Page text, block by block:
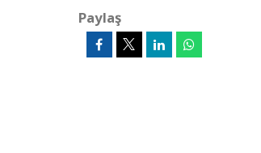
Paylaş